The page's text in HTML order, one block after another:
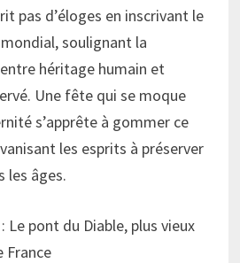
pas d’éloges en inscrivant le
soulignant la
héritage humain et
Une fête qui se moque
s’apprête à gommer ce
les esprits à préserver
les âges.
Le pont du Diable, plus vieux
France